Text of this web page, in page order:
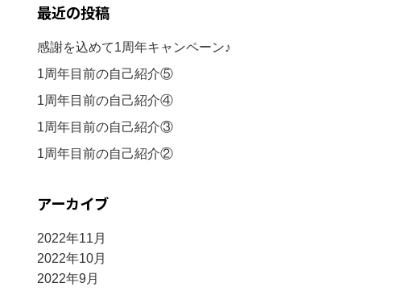
最近の投稿
感謝を込めて1周年キャンペーン♪
1周年目前の自己紹介⑤
1周年目前の自己紹介④
1周年目前の自己紹介③
1周年目前の自己紹介②
アーカイブ
2022年11月
2022年10月
2022年9月